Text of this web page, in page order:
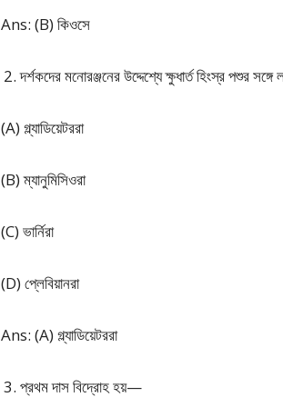
Ans: (B) কিওসে
দর্শকদের মনোরঞ্জনের উদ্দেশ্যে ক্ষুধার্ত হিংস্র পশুর
(A) গ্ল্যাডিয়েটররা
(B) ম্যানুমিসিওরা
(C) ভার্নিরা
(D) প্লেবিয়ানরা
Ans: (A) গ্ল্যাডিয়েটররা
প্রথম দাস বিদ্রোহ হয়—